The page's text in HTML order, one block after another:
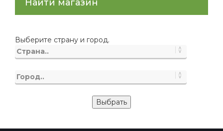
Найти магазин
Выберите страну и город.